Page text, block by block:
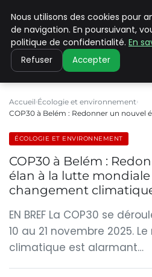
CLIMATE C
Accueil Écologie et environnement
COP30 à Belém : Redonner un nouvel
ÉCOLOGIE ET ENVIRONNEMENT
COP30 à Belém :
élan à la lutte
changement
EN BREF La COP30 se
10 au 21 novembre 2025.
climatique est alarmant…
Nous utilisons des cookies pour
de navigation. En poursuivant,
politique de confidentialité. En
Refuser Accepter